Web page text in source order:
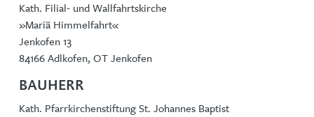
Kath. Filial- und Wallfahrtskirche
»Mariä Himmelfahrt«
Jenkofen 13
84166 Adlkofen, OT Jenkofen
BAUHERR
Kath. Pfarrkirchenstiftung St. Johannes Baptist